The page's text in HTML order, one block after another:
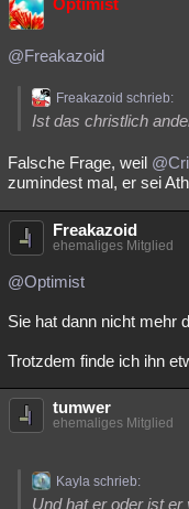
Optimist
@Freakazoid
Freakazoid schrieb:
Ist das christlich
Falsche Frage, weil
zumindest mal, er sei
Freakazoid
ehemaliges Mitglied
@Optimist
Sie hat dann nicht mehr
Trotzdem finde ich ihn
tumwer
ehemaliges Mitglied
Kayla schrieb:
Und hat er oder ist